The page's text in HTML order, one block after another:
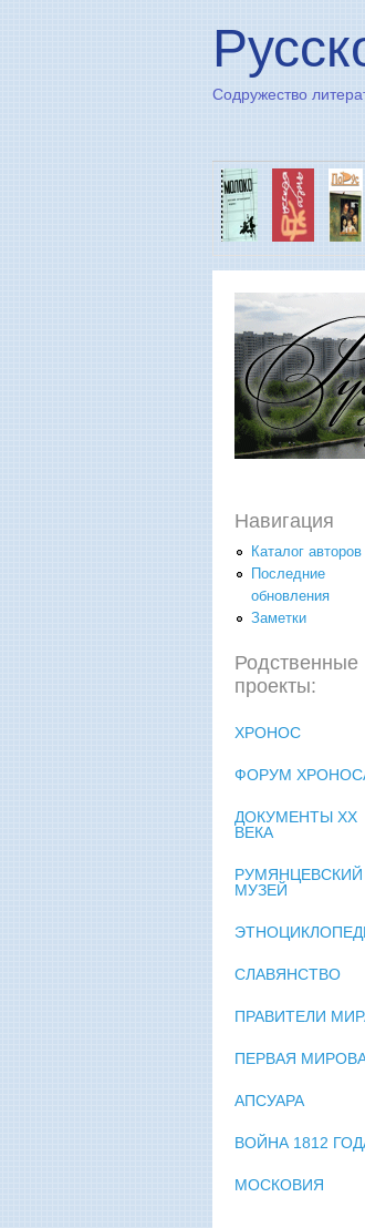
Содружество
Навигация
Каталог авторов
Последние
обновления
Заметки
Родственные
проекты:
ХРОНОС
ФОРУМ
ДОКУМЕНТЫ XX
ВЕКА
РУМЯНЦЕВСКИЙ
МУЗЕЙ
СЛАВЯНСТВО
ПРАВИТЕЛИ
ПЕРВАЯ
АПСУАРА
ВОЙНА 1812
МОСКОВИЯ